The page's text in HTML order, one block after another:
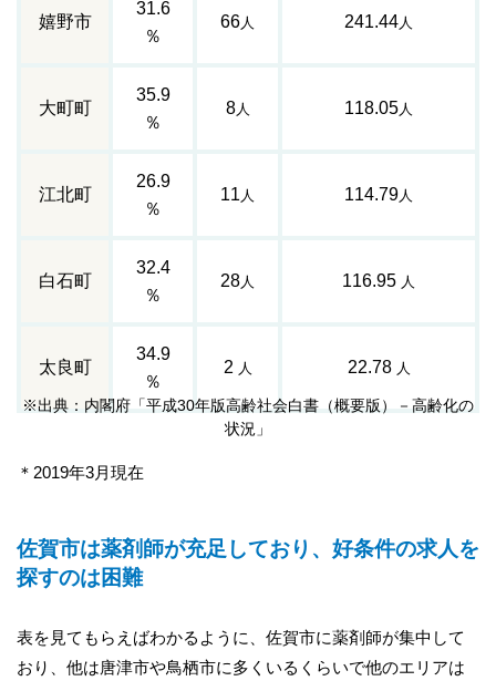
嬉野市
31.6
％
66人 241.44人
大町町
35.9
％
8人 118.05人
江北町
26.9
％
11人 114.79人
白石町
32.4
％
28人 116.95 人
太良町
34.9
％
2 人 22.78 人
※出典：内閣府「平成30年版高齢社会白書（概要版）－高齢化の
状況」
＊2019年3月現在
佐賀市は薬剤師が充足しており、好条件の求人を
探すのは困難
表を見てもらえばわかるように、佐賀市に薬剤師が集中して
おり、他は唐津市や鳥栖市に多くいるくらいで他のエリアは